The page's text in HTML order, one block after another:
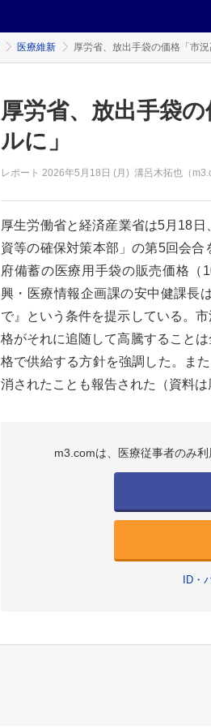
医療維新 厚労省、放出手袋の価格「市況
厚労省、放出手袋
ルに」
レポート 2026年5月18日 (月) 溝呂木拓也（
厚生労働省と経済産業省は5月18
資等の確保対策本部」の第5回会
府備蓄の医療用手袋の販売価格（
興・医療情報企画課の安中健課長
で』という条件を提示している。
格がそれに追随して高騰すること
格で供給する方針を強調した。ま
消されたことも報告された（資料
m3.comは、医療従事者のみ
ID・